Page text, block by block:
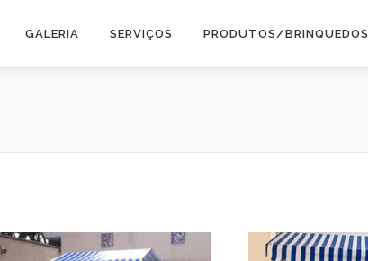
GALERIA SERVIÇOS PRODUTOS/BRINQUEDOS